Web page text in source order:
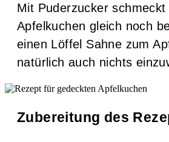
Mit Puderzucker
Apfelkuchen gleich noch
einen Löffel Sahne zum
natürlich auch nichts
Zubereitung des